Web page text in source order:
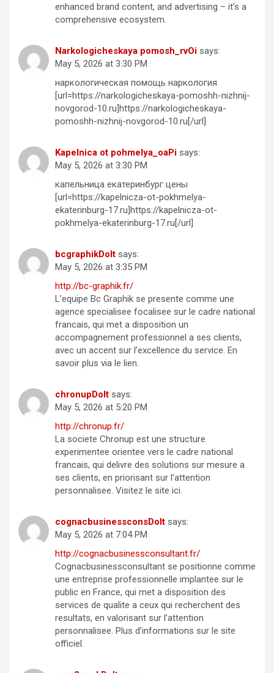
enhanced brand content, and advertising – it’s a
comprehensive ecosystem.
Narkologicheskaya pomosh_rvOi says:
May 5, 2026 at 3:30 PM
наркологическая помощь наркология
[url=https://narkologicheskaya-pomoshh-nizhnij-
novgorod-10.ru]https://narkologicheskaya-
pomoshh-nizhnij-novgorod-10.ru[/url]
Kapelnica ot pohmelya_oaPi says:
May 5, 2026 at 3:30 PM
капельница екатеринбург цены
[url=https://kapelnicza-ot-pokhmelya-
ekaterinburg-17.ru]https://kapelnicza-ot-
pokhmelya-ekaterinburg-17.ru[/url]
bcgraphikDoIt says:
May 5, 2026 at 3:35 PM
http://bc-graphik.fr/
L’equipe Bc Graphik se presente comme une
agence specialisee focalisee sur le cadre national
francais, qui met a disposition un
accompagnement professionnel a ses clients,
avec un accent sur l’excellence du service. En
savoir plus via le lien.
chronupDoIt says:
May 5, 2026 at 5:20 PM
http://chronup.fr/
La societe Chronup est une structure
experimentee orientee vers le cadre national
francais, qui delivre des solutions sur mesure a
ses clients, en priorisant sur l’attention
personnalisee. Visitez le site ici.
cognacbusinessconsDoIt says:
May 5, 2026 at 7:04 PM
http://cognacbusinessconsultant.fr/
Cognacbusinessconsultant se positionne comme
une entreprise professionnelle implantee sur le
public en France, qui met a disposition des
services de qualite a ceux qui recherchent des
resultats, en valorisant sur l’attention
personnalisee. Plus d’informations sur le site
officiel.